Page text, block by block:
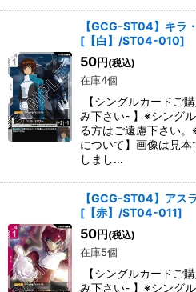
【GCG-ST04】キラ
[ 【白】/ST04-010]
50円 (税込)
在庫4個
【シングルカードご
み下さい- 】※シング
る方はご遠慮下さい
について】画像は見
しまし…
【GCG-ST04】アス
[ 【赤】/ST04-011]
50円 (税込)
在庫5個
【シングルカードご
み下さい- 】※シング